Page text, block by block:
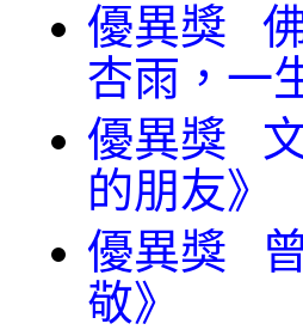
優異獎
杏雨，一
優異獎
的朋友》
優異獎
敬》